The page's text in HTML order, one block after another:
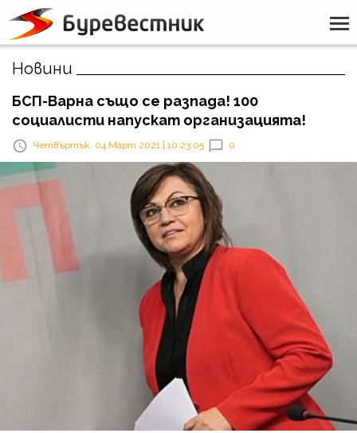
Новини
БСП-Варна също се разпада! 100
социалисти напускат организацията!
Четвъртък, 04 Март 2021 | 10:23:05 0